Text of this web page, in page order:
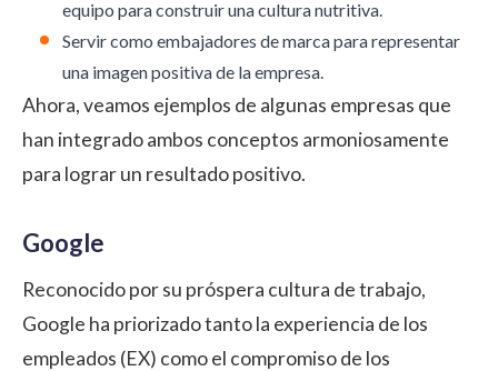
equipo para construir una cultura nutritiva.
Servir como embajadores de marca para representar
una imagen positiva de la empresa.
Ahora, veamos ejemplos de algunas empresas que
han integrado ambos conceptos armoniosamente
para lograr un resultado positivo.
Google
Reconocido por su próspera cultura de trabajo,
Google ha priorizado tanto la experiencia de los
empleados (EX) como el compromiso de los